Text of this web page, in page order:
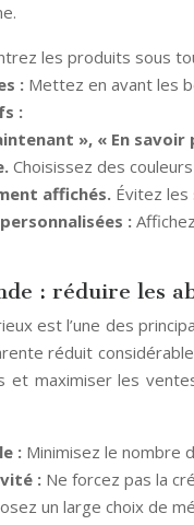
les produits sous
: Mettez en avant les
:
», « En savoir
Choisissez des
affichés. Évitez
:
: réduire les
est l’une des
réduit
maximiser les
: Minimisez le nombre
: Ne forcez pas la
un large choix de